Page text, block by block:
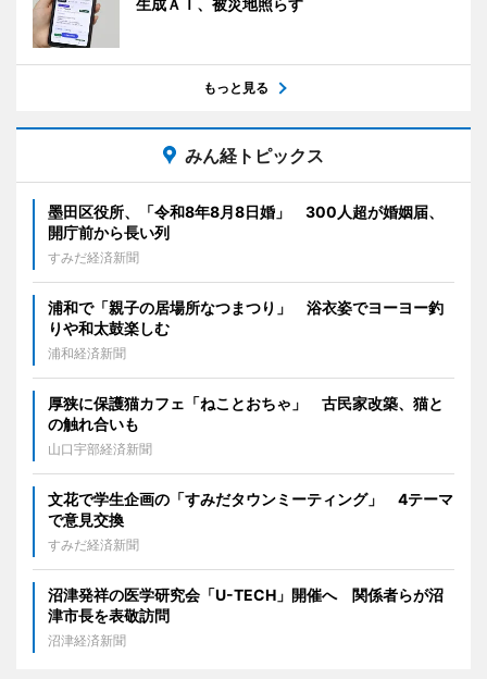
もっと見る
みん経トピックス
墨田区役所、「令和8年8月8日婚」 300人超が婚姻届、
開庁前から長い列
すみだ経済新聞
浦和で「親子の居場所なつまつり」 浴衣姿でヨーヨー釣
りや和太鼓楽しむ
浦和経済新聞
厚狭に保護猫カフェ「ねことおちゃ」 古民家改築、猫と
の触れ合いも
山口宇部経済新聞
文花で学生企画の「すみだタウンミーティング」 4テーマ
で意見交換
すみだ経済新聞
沼津発祥の医学研究会「U-TECH」開催へ 関係者らが沼
津市長を表敬訪問
沼津経済新聞